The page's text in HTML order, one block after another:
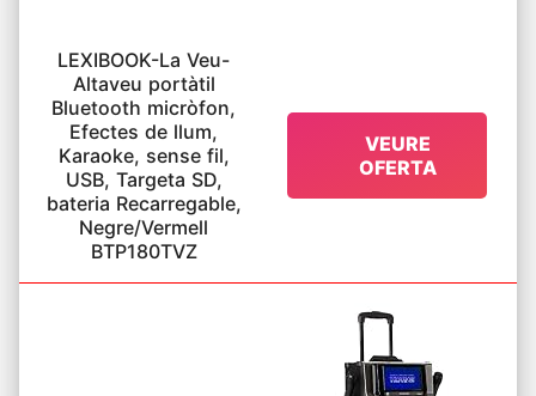
LEXIBOOK-La Veu-
Altaveu portàtil
Bluetooth micròfon,
Efectes de llum,
Karaoke, sense fil,
USB, Targeta SD,
bateria Recarregable,
Negre/Vermell
BTP180TVZ
VEURE
OFERTA